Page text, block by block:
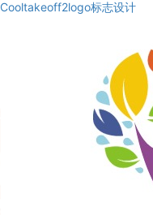
Cooltakeoff2logo标志设计